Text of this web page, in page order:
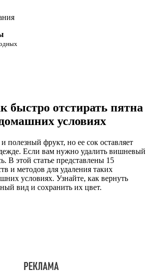
быстро отстирать пятна
условиях
фрукт, но ее сок оставляет
Если вам нужно удалить вишневый
В этой статье представлены 15
и методов для удаления таких
условиях. Узнайте, как вернуть
вид и сохранить их цвет.